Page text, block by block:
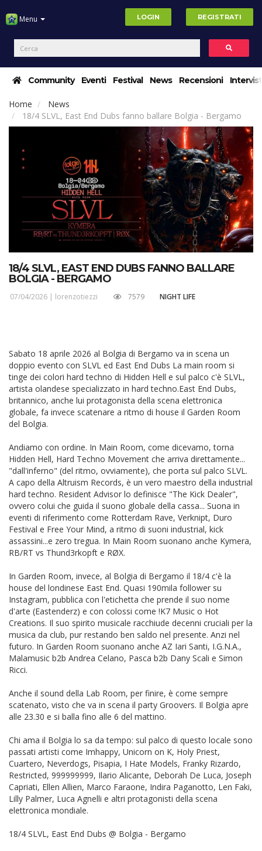
Menu LOGIN REGISTRATI
Community Eventi Festival News Recensioni
Home
News
18/4 SLVL, East End Dubs fanno ballare Bolgia - Bergamo
18/4 SLVL, EAST END DUBS FANNO BALLARE
BOLGIA - BERGAMO
07/04/2026 | lorenzotiezzi 7579 NIGHT LIFE
Sabato 18 aprile 2026 al Bolgia di Bergamo va in scena un
doppio evento con SLVL ed East End Dubs La main room si
tinge dei colori hard techno di Hidden Hell e sul palco c'è SLVL,
artista olandese specializzato in hard techno.East End Dubs,
britannico, anche lui protagonista della scena elettronica
globale, fa invece scatenare a ritmo di house il Garden Room
del Bolgia.
Andiamo con ordine. In Main Room, come dicevamo, torna
Hidden Hell, Hard Techno Movement che arriva direttamente...
"dall'inferno" (del ritmo, ovviamente), che porta sul palco SLVL.
A capo della Altruism Records, è un vero maestro della industrial
hard techno. Resident Advisor lo definisce "The Kick Dealer",
ovvero colui che guida il suono globale della cassa... Suona in
eventi di riferimento come Rotterdam Rave, Verknipt, Duro
Festival e Free Your Mind, a ritmo di suoni industrial, kick
assassini...e zero tregua. In Main Room suonano anche Kymera,
RB/RT vs Thund3rkopft e RØX.
In Garden Room, invece, al Bolgia di Bergamo il 18/4 c'è la
house del londinese East End. Quasi 190mila follower su
Instagram, pubblica con l'etichetta che prende il suo nome
d'arte (Eastenderz) e con colossi come !K7 Music o Hot
Creations. Il suo spirito musicale racchiude decenni cruciali per la
musica da club, pur restando ben saldo nel presente. Anzi nel
futuro. In Garden Room suonano anche AZ Iari Santi, I.G.N.A.,
Malamusic b2b Andrea Celano, Pasca b2b Dany Scali e Simon
Ricci.
Anche il sound della Lab Room, per finire, è come sempre
scatenato, visto che va in scena il party Groovers. Il Bolgia apre
alle 23.30 e si balla fino alle 6 del mattino.
Chi ama il Bolgia lo sa da tempo: sul palco di questo locale sono
passati artisti come Imhappy, Unicorn on K, Holy Priest,
Cuartero, Neverdogs, Pisapia, I Hate Models, Franky Rizardo,
Restricted, 999999999, Ilario Alicante, Deborah De Luca, Joseph
Capriati, Ellen Allien, Marco Faraone, Indira Paganotto, Len Faki,
Lilly Palmer, Luca Agnelli e altri protagonisti della scena
elettronica mondiale.
18/4 SLVL, East End Dubs @ Bolgia - Bergamo